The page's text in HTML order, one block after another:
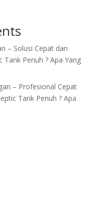
– Solusi Cepat dan
Tank Penuh ? Apa Yang
– Profesional Cepat
Tank Penuh ? Apa